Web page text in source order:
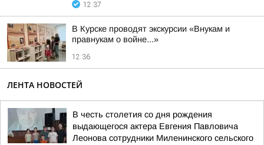
12:37
В Курске проводят экскурсии «Внукам и
правнукам о войне...»
12:36
ЛЕНТА НОВОСТЕЙ
В честь столетия со дня рождения
выдающегося актера Евгения Павловича
Леонова сотрудники Миленинского сельского